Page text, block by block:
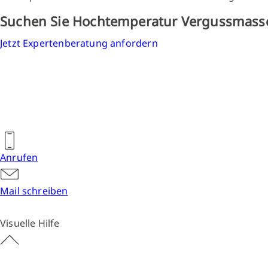
Suchen Sie Hochtemperatur
Jetzt Expertenberatung anfordern
Anrufen
Mail schreiben
Visuelle Hilfe